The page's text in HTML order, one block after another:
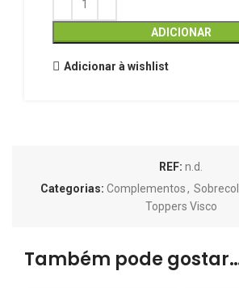
ADICIONAR
Adicionar à wishlist
REF: n.d.
Categorias: Complementos,
Toppers Visco
Também pode